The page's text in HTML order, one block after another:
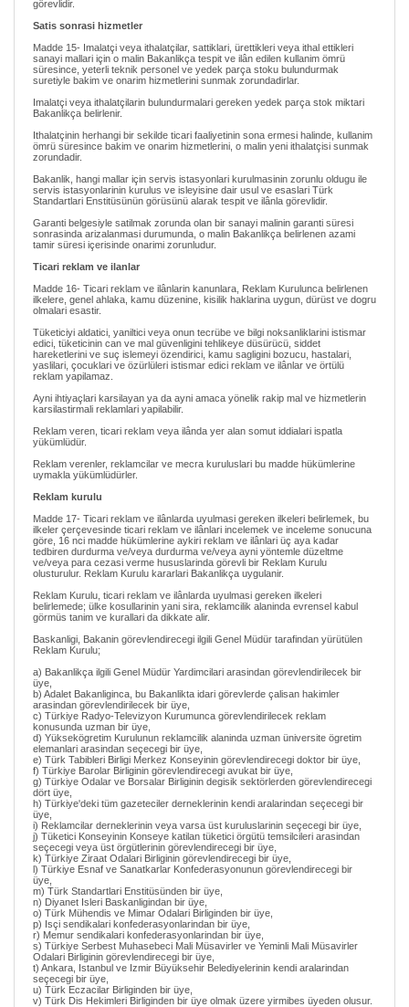
görevlidir.
Satis sonrasi hizmetler
Madde 15- Imalatçi veya ithalatçilar, sattiklari, ürettikleri veya ithal ettikleri
sanayi mallari için o malin Bakanlikça tespit ve ilân edilen kullanim ömrü
süresince, yeterli teknik personel ve yedek parça stoku bulundurmak
suretiyle bakim ve onarim hizmetlerini sunmak zorundadirlar.
Imalatçi veya ithalatçilarin bulundurmalari gereken yedek parça stok miktari
Bakanlikça belirlenir.
Ithalatçinin herhangi bir sekilde ticari faaliyetinin sona ermesi halinde, kullanim
ömrü süresince bakim ve onarim hizmetlerini, o malin yeni ithalatçisi sunmak
zorundadir.
Bakanlik, hangi mallar için servis istasyonlari kurulmasinin zorunlu oldugu ile
servis istasyonlarinin kurulus ve isleyisine dair usul ve esaslari Türk
Standartlari Enstitüsünün görüsünü alarak tespit ve ilânla görevlidir.
Garanti belgesiyle satilmak zorunda olan bir sanayi malinin garanti süresi
sonrasinda arizalanmasi durumunda, o malin Bakanlikça belirlenen azami
tamir süresi içerisinde onarimi zorunludur.
Ticari reklam ve ilanlar
Madde 16- Ticari reklam ve ilânlarin kanunlara, Reklam Kurulunca belirlenen
ilkelere, genel ahlaka, kamu düzenine, kisilik haklarina uygun, dürüst ve dogru
olmalari esastir.
Tüketiciyi aldatici, yaniltici veya onun tecrübe ve bilgi noksanliklarini istismar
edici, tüketicinin can ve mal güvenligini tehlikeye düsürücü, siddet
hareketlerini ve suç islemeyi özendirici, kamu sagligini bozucu, hastalari,
yaslilari, çocuklari ve özürlüleri istismar edici reklam ve ilânlar ve örtülü
reklam yapilamaz.
Ayni ihtiyaçlari karsilayan ya da ayni amaca yönelik rakip mal ve hizmetlerin
karsilastirmali reklamlari yapilabilir.
Reklam veren, ticari reklam veya ilânda yer alan somut iddialari ispatla
yükümlüdür.
Reklam verenler, reklamcilar ve mecra kuruluslari bu madde hükümlerine
uymakla yükümlüdürler.
Reklam kurulu
Madde 17- Ticari reklam ve ilânlarda uyulmasi gereken ilkeleri belirlemek, bu
ilkeler çerçevesinde ticari reklam ve ilânlari incelemek ve inceleme sonucuna
göre, 16 nci madde hükümlerine aykiri reklam ve ilânlari üç aya kadar
tedbiren durdurma ve/veya durdurma ve/veya ayni yöntemle düzeltme
ve/veya para cezasi verme hususlarinda görevli bir Reklam Kurulu
olusturulur. Reklam Kurulu kararlari Bakanlikça uygulanir.
Reklam Kurulu, ticari reklam ve ilânlarda uyulmasi gereken ilkeleri
belirlemede; ülke kosullarinin yani sira, reklamcilik alaninda evrensel kabul
görmüs tanim ve kurallari da dikkate alir.
Baskanligi, Bakanin görevlendirecegi ilgili Genel Müdür tarafindan yürütülen
Reklam Kurulu;
a) Bakanlikça ilgili Genel Müdür Yardimcilari arasindan görevlendirilecek bir
üye,
b) Adalet Bakanliginca, bu Bakanlikta idari görevlerde çalisan hakimler
arasindan görevlendirilecek bir üye,
c) Türkiye Radyo-Televizyon Kurumunca görevlendirilecek reklam
konusunda uzman bir üye,
d) Yüksekögretim Kurulunun reklamcilik alaninda uzman üniversite ögretim
elemanlari arasindan seçecegi bir üye,
e) Türk Tabibleri Birligi Merkez Konseyinin görevlendirecegi doktor bir üye,
f) Türkiye Barolar Birliginin görevlendirecegi avukat bir üye,
g) Türkiye Odalar ve Borsalar Birliginin degisik sektörlerden görevlendirecegi
dört üye,
h) Türkiye'deki tüm gazeteciler derneklerinin kendi aralarindan seçecegi bir
üye,
i) Reklamcilar derneklerinin veya varsa üst kuruluslarinin seçecegi bir üye,
j) Tüketici Konseyinin Konseye katilan tüketici örgütü temsilcileri arasindan
seçecegi veya üst örgütlerinin görevlendirecegi bir üye,
k) Türkiye Ziraat Odalari Birliginin görevlendirecegi bir üye,
l) Türkiye Esnaf ve Sanatkarlar Konfederasyonunun görevlendirecegi bir
üye,
m) Türk Standartlari Enstitüsünden bir üye,
n) Diyanet Isleri Baskanligindan bir üye,
o) Türk Mühendis ve Mimar Odalari Birliginden bir üye,
p) Isçi sendikalari konfederasyonlarindan bir üye,
r) Memur sendikalari konfederasyonlarindan bir üye,
s) Türkiye Serbest Muhasebeci Mali Müsavirler ve Yeminli Mali Müsavirler
Odalari Birliginin görevlendirecegi bir üye,
t) Ankara, Istanbul ve Izmir Büyüksehir Belediyelerinin kendi aralarindan
seçecegi bir üye,
u) Türk Eczacilar Birliginden bir üye,
v) Türk Dis Hekimleri Birliginden bir üye olmak üzere yirmibes üyeden olusur.